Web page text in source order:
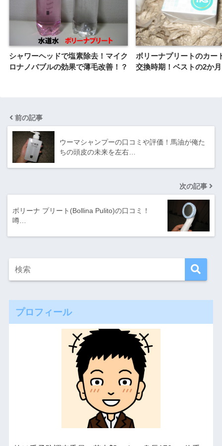
シャワーヘッドで塩素除去！マイク
ロナノバブルの効果で薄毛改善！？
ボリーナプリートのカー
交換時期！ベストの2か
前の記事
ウーマシャンプーの口コミや評価！馬油が俺た
ちの頭皮の未来を左右…
次の記事
ボリーナ プリート(Bollina Pulito)の口コミ！
噂…
プロフィール